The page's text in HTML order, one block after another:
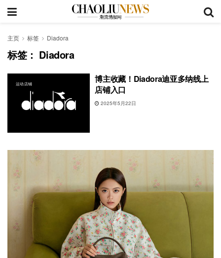
主页 标签 Diadora
标签： Diadora
运动店铺
博主收藏！Diadora迪亚多纳线上
店铺入口
2025年5月22日